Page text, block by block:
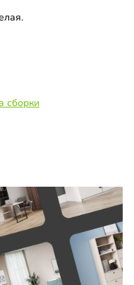
сборки